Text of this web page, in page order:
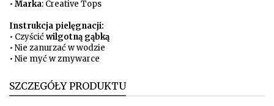
• Marka: Creative Tops
Instrukcja pielęgnacji:
• Czyścić wilgotną gąbką
• Nie zanurzać w wodzie
• Nie myć w zmywarce
SZCZEGÓŁY PRODUKTU